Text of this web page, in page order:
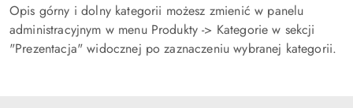
Opis górny i dolny kategorii możesz zmienić w panelu
administracyjnym w menu Produkty -> Kategorie w sekcji
"Prezentacja" widocznej po zaznaczeniu wybranej kategorii.